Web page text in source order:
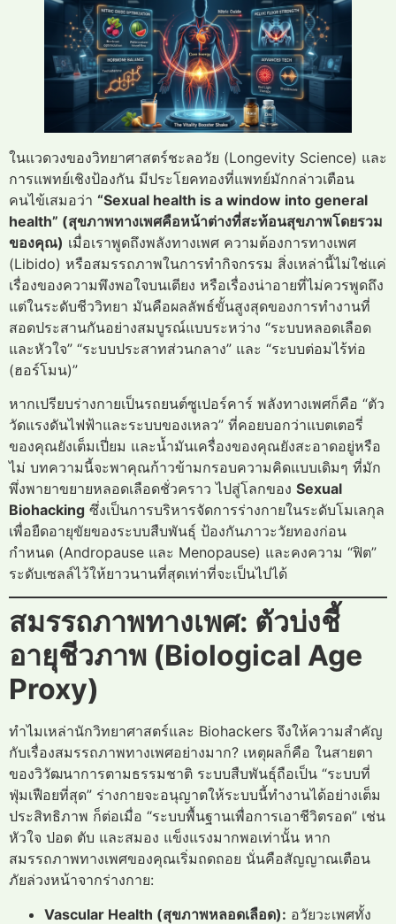
ในแวดวงของวิทยาศาสตร์ชะลอวัย (Longevity Science) และ
การแพทย์เชิงป้องกัน มีประโยคทองที่แพทย์มักกล่าวเตือน
คนไข้เสมอว่า “Sexual health is a window into general
health” (สุขภาพทางเพศคือหน้าต่างที่สะท้อนสุขภาพโดยรวม
ของคุณ) เมื่อเราพูดถึงพลังทางเพศ ความต้องการทางเพศ
(Libido) หรือสมรรถภาพในการทำกิจกรรม สิ่งเหล่านี้ไม่ใช่แค่
เรื่องของความพึงพอใจบนเตียง หรือเรื่องน่าอายที่ไม่ควรพูดถึง
แต่ในระดับชีววิทยา มันคือผลลัพธ์ขั้นสูงสุดของการทำงานที่
สอดประสานกันอย่างสมบูรณ์แบบระหว่าง “ระบบหลอดเลือด
และหัวใจ” “ระบบประสาทส่วนกลาง” และ “ระบบต่อมไร้ท่อ
(ฮอร์โมน)”
หากเปรียบร่างกายเป็นรถยนต์ซูเปอร์คาร์ พลังทางเพศก็คือ “ตัว
วัดแรงดันไฟฟ้าและระบบของเหลว” ที่คอยบอกว่าแบตเตอรี่
ของคุณยังเต็มเปี่ยม และน้ำมันเครื่องของคุณยังสะอาดอยู่หรือ
ไม่ บทความนี้จะพาคุณก้าวข้ามกรอบความคิดแบบเดิมๆ ที่มัก
พึ่งพายาขยายหลอดเลือดชั่วคราว ไปสู่โลกของ Sexual
Biohacking ซึ่งเป็นการบริหารจัดการร่างกายในระดับโมเลกุล
เพื่อยืดอายุขัยของระบบสืบพันธุ์ ป้องกันภาวะวัยทองก่อน
กำหนด (Andropause และ Menopause) และคงความ “ฟิต”
ระดับเซลล์ไว้ให้ยาวนานที่สุดเท่าที่จะเป็นไปได้
สมรรถภาพทางเพศ: ตัวบ่งชี้
อายุชีวภาพ (Biological Age
Proxy)
ทำไมเหล่านักวิทยาศาสตร์และ Biohackers จึงให้ความสำคัญ
กับเรื่องสมรรถภาพทางเพศอย่างมาก? เหตุผลก็คือ ในสายตา
ของวิวัฒนาการตามธรรมชาติ ระบบสืบพันธุ์ถือเป็น “ระบบที่
ฟุ่มเฟือยที่สุด” ร่างกายจะอนุญาตให้ระบบนี้ทำงานได้อย่างเต็ม
ประสิทธิภาพ ก็ต่อเมื่อ “ระบบพื้นฐานเพื่อการเอาชีวิตรอด” เช่น
หัวใจ ปอด ตับ และสมอง แข็งแรงมากพอเท่านั้น หาก
สมรรถภาพทางเพศของคุณเริ่มถดถอย นั่นคือสัญญาณเตือน
ภัยล่วงหน้าจากร่างกาย:
Vascular Health (สุขภาพหลอดเลือด): อวัยวะเพศทั้ง